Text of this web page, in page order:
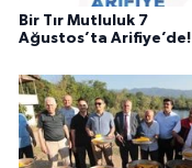
Bir Tır Mutluluk 7
Ağustos’ta Arifiye’de!